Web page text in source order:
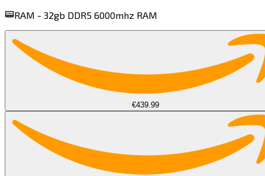
RAM - 32gb DDR5 6000mhz RAM​​​​‌ ‍ ​‍​‍‌‍ ‌ ​‍‌‍‍‌‌‍‌ ‌‍‍‌‌‍ ‍​‍​‍​ ‍‍​‍​‍‌ ​ ‌‍​‌‌‍ ‍‌‍‍‌‌ ‌​‌ ‍‌​‍ ‍‌‍‍‌‌‍ ​‍​‍​‍ ​​‍​‍‌‍‍​‌ ​‍‌‍‌‌‌‍‌‍​‍​‍​ ‍‍​‍​‍​‍ ‌‍​‌‌‍‌​‌‍ ‌‌‍‍‌‌‍ ‍​‍ ‌‍‍‌‌‍ ‍‌ ‌​‌‍‌‌‌‍ ‍‌ ‌​​‍ ‌‍‌‌‌‍‌​‌‍‍‌‌ ‌​​‍ ‌‍ ‌‌‍ ‌‍‌​‌‍‌‌​ ‌‌ ​​‌ ​‍‌‍‌‌‌ ​ ‌‍‌‌‌‍ ‍‌ ‌​‌‍​‌‌ ‌​‌‍‍‌‌‍ ‌‍ ‍​ ‍ ‌‍‍‌‌‍‌​​ ‌​ ​ ​ ‌ ‌‍​ ‌‍​‍​ ‍‌‌‍​‌​ ‌‍​ ‍​​‍ ‌​ ​ ​ ​ ​ ‌​‌‍‌‌​‍ ‌​ ‌​​ ​‍‌‍​‌​ ‍‌​‍ ‌‌‍​‍‌‍​‌‌‍​‌‌‍​‌​‍ ‌​ ‌‍​ ‌ ‌‍​ ‌‍​ ​ ‍‌​ ‍‌​ ‌‌‌‍‌​‌‍​‌​ ​‍​ ​ ‌‍​ ​ ‍ ‌ ‌​‌ ‍‌‌ ​​‌‍‌‌​ ‌‌ ​‍‌‍​‌‌‍ ‌​ ‍ ‌ ​​‌‍​‌‌ ‌​‌‍‍​​ ‌‌‍ ‍‌‍​‌‌‍ ‌‌‍‌‌​ ‌‍​‍‌‍​‌‌ ​ ‌‍‌‌‌‌‌‌‌ ​‍‌‍ ​​ ‌​‍‌‌​ ​‍‌​‌‍‌‍​‌‌‍‌​‌‍ ‌‌‍‍‌‌‍ ‍​‍‌‍‌‍‍‌‌‍‌​​ ‌​ ​ ​ ‌ ‌‍​ ‌‍​‍​ ‍‌‌‍​‌​ ‌‍​ ‍​​‍ ‌​ ​ ​ ​ ​ ‌​‌‍‌‌​‍ ‌​ ‌​​ ​‍‌‍​‌​ ‍‌​‍ ‌‌‍​‍‌‍​‌‌‍​‌‌‍​‌​‍ ‌​ ‌‍​ ‌ ‌‍​ ‌‍​ ​ ‍‌​ ‍‌​ ‌‌‌‍‌​‌‍​‌​ ​‍​ ​ ‌‍​ ​‍‌‍‌ ‌​‌ ‍‌‌ ​​‌‍‌‌​ ‌‌ ​‍‌‍​‌‌‍ ‌​‍‌‍‌ ​​‌‍​‌‌ ‌​‌‍‍​​ ‌‌‍ ‍‌‍​‌‌‍ ‌‌‍‌‌​‍‌‍‌ ​​‌‍‌‌‌ ​‍‌ ​ ‌ ​​‌‍‌‌‌‍​ ‌ ‌​‌‍‍‌‌ ‌‍‌‍‌‌​ ‌‌ ​​‌ ‌‌‌‍​‍‌‍ ​‌‍‍‌‌ ​ ‌‍‍​‌‍‌‌‌‍‌​​‍​‍‌ ‌
€439.99